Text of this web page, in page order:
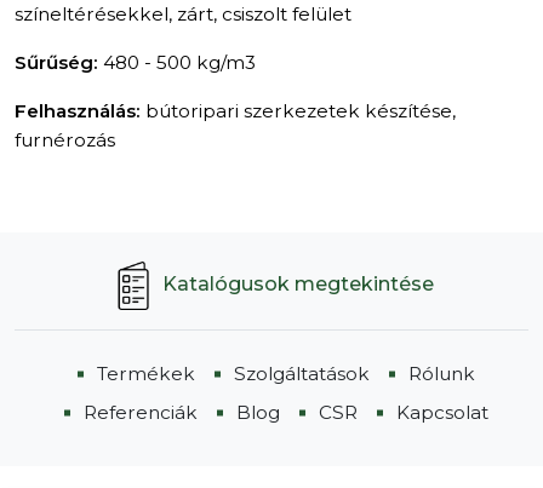
színeltérésekkel, zárt, csiszolt felület
Sűrűség: 480 - 500 kg/m3
Felhasználás: bútoripari szerkezetek készítése,
furnérozás
Katalógusok megtekintése
Termékek Szolgáltatások
Rólunk
Referenciák
Blog CSR Kapcsolat